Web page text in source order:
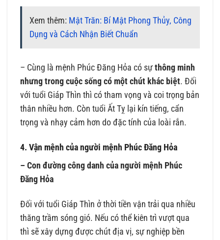
Xem thêm: Mật Trăn: Bí Mật Phong Thủy, Công
Dụng và Cách Nhận Biết Chuẩn
– Cùng là mệnh Phúc Đăng Hỏa có sựthông minh
nhưng trong cuộc sống có một chút khác biệt. Đối
với tuổi Giáp Thìn thì có tham vọng và coi trọng bản
thân nhiều hơn. Còn tuổi Ất Tỵ lại kín tiếng, cẩn
trọng và nhạy cảm hơn do đặc tính của loài rắn.
4. Vận mệnh của người mệnh Phúc Đăng Hỏa
– Con đường công danh của người mệnh Phúc
Đăng Hỏa
Đối với tuổi Giáp Thìn ở thời tiền vận trải qua nhiều
thăng trầm sóng gió. Nếu có thể kiên trì vượt qua
thì sẽ xây dựng được chút địa vị, sự nghiệp bền